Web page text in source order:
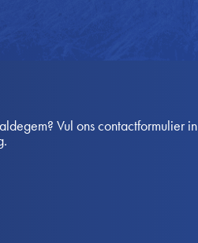
Vul ons contactformulier in